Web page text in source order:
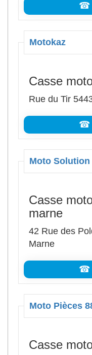
☎
Motokaz
Casse
Rue du Tir
☎
Moto Solution
Casse
marne
42 Rue des
Marne
☎
Moto Pièces
Casse